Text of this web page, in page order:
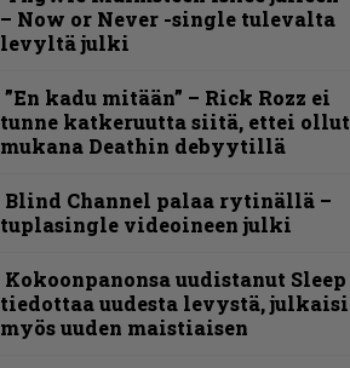
– Now or Never -single tulevalta
levyltä julki
”En kadu mitään” – Rick Rozz ei
tunne katkeruutta siitä, ettei ollut
mukana Deathin debyytillä
Blind Channel palaa rytinällä –
tuplasingle videoineen julki
Kokoonpanonsa uudistanut Sleep
tiedottaa uudesta levystä, julkaisi
myös uuden maistiaisen